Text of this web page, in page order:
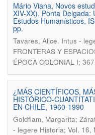
Mário Viana, Novos
XIV-XX). Ponta
Estudos Humanísticos,
pp.
Tavares, Alice. Intus -
FRONTERAS Y
ÉPOCA COLONIAL I;
¿MÁS CIENTÍFICOS,
HISTÓRICO-
EN CHILE, 1960-1990
Goldflam, Margarita;
- legere Historia; Vol. 16,